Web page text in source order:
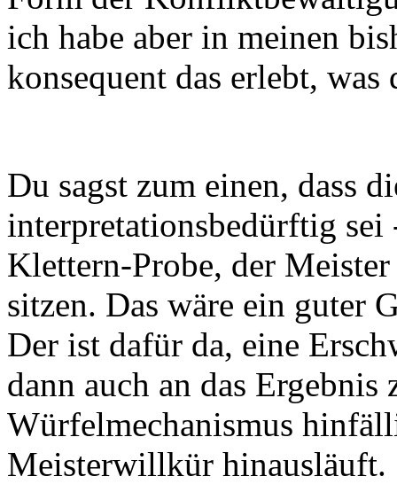
ich habe aber in meinen
konsequent das erlebt,
Du sagst zum einen, dass
interpretationsbedürftig sei
Klettern-Probe, der
sitzen. Das wäre ein guter
Der ist dafür da, eine
dann auch an das
Würfelmechanismus
Meisterwillkür hinausläuft.